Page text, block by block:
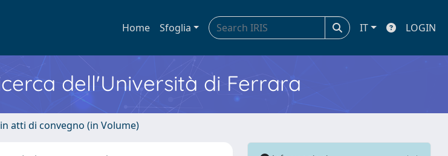
Home Sfoglia IT LOGIN
dell'Università di Ferrara
atti di convegno (in Volume)